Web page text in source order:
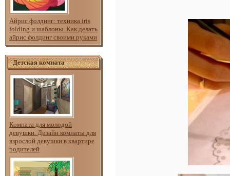
Айрис фолдинг: техника iris
folding и шаблоны. Как делать
айрис фолдинг своими руками
Детская комната
Комната для молодой
девушки. Дизайн комнаты для
взрослой девушки в квартире
родителей